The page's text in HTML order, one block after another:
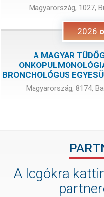
Magyarország, 1027,
2026
A MAGYAR
BRONCHOLÓGUS
Magyarország, 8174,
A logókra